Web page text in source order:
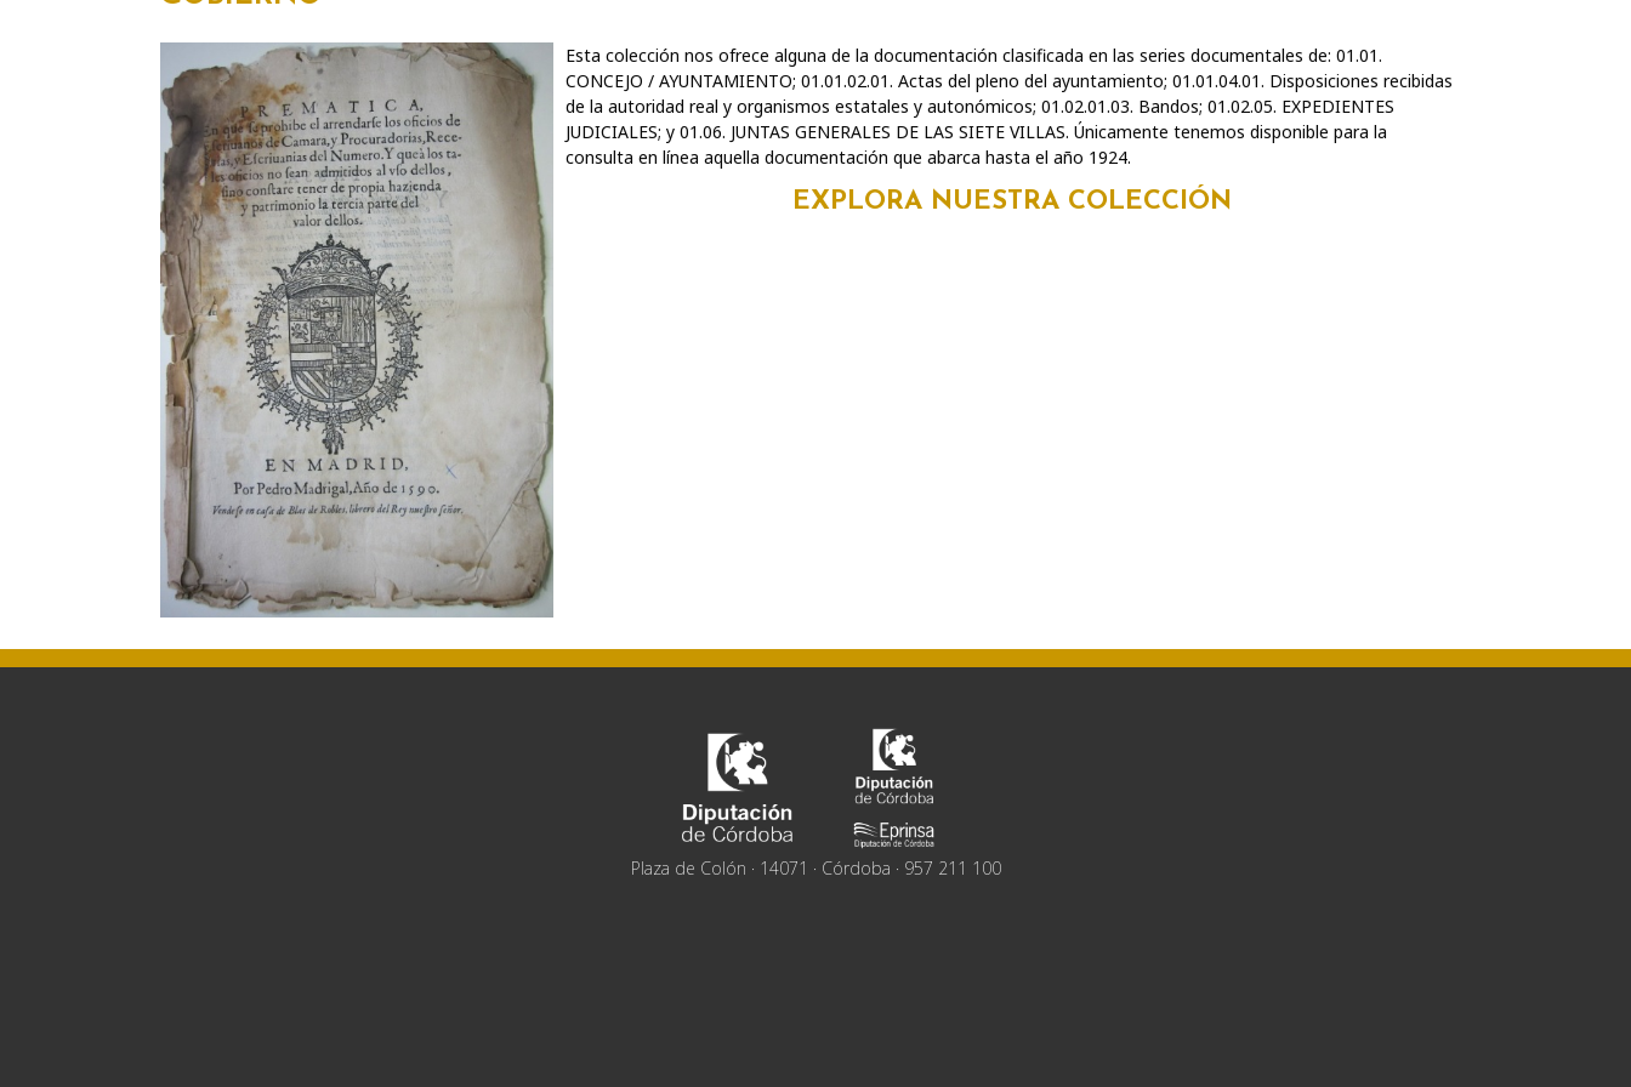
Esta colección nos ofrece alguna de la documentación clasificada en las series documentales de: 01.01.
CONCEJO / AYUNTAMIENTO; 01.01.02.01. Actas del pleno del ayuntamiento; 01.01.04.01. Disposiciones recibidas
de la autoridad real y organismos estatales y autonómicos; 01.02.01.03. Bandos; 01.02.05. EXPEDIENTES
JUDICIALES; y 01.06. JUNTAS GENERALES DE LAS SIETE VILLAS. Únicamente tenemos disponible para la
consulta en línea aquella documentación que abarca hasta el año 1924.
EXPLORA NUESTRA COLECCIÓN
Plaza de Colón · 14071 · Córdoba · 957 211 100